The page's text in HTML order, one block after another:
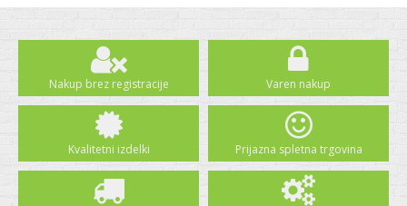
Nakup brez registracije Varen nakup
Kvalitetni izdelki Prijazna spletna trgovina